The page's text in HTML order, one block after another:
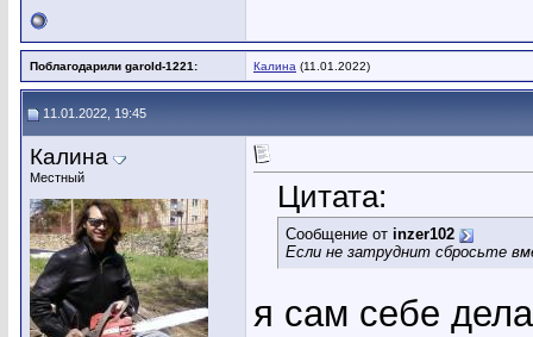
Поблагодарили garold-1221: Калина (11.01.2022)
11.01.2022, 19:45
Калина
Местный
Цитата:
Сообщение от inzer102
Если не затруднит сбросьте
я сам себе